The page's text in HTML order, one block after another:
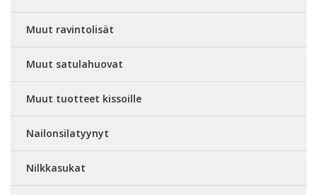
Muut ravintolisät
Muut satulahuovat
Muut tuotteet kissoille
Nailonsilatyynyt
Nilkkasukat